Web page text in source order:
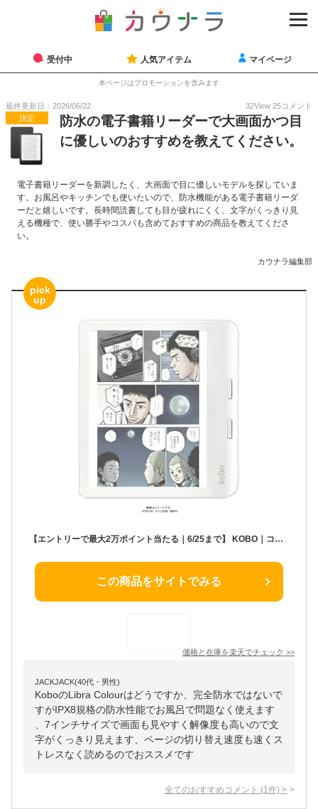
受付中 人気アイテム マイページ
本ページはプロモーションを含みます
最終更新日：2026/06/22 32View 25コメント
決定
防水の電子書籍リーダーで大画面かつ目
に優しいのおすすめを教えてください。
電子書籍リーダーを新調したく、大画面で目に優しいモデルを探していま
す。お風呂やキッチンでも使いたいので、防水機能がある電子書籍リーダ
ーだと嬉しいです。長時間読書しても目が疲れにくく、文字がくっきり見
える機種で、使い勝手やコスパも含めておすすめの商品を教えてくださ
い。
カウナラ編集部
pick
up
【エントリーで最大2万ポイント当たる｜6/25まで】 KOBO｜コボ 電子書籍リーダー Kobo Libra Colour ホワイト N428-KJ-WH-S-CK [7インチ /防水]
この商品をサイトでみる
価格と在庫を楽天でチェック >>
JACKJACK(40代・男性)
KoboのLibra Colourはどうですか、完全防水ではないで
すがIPX8規格の防水性能でお風呂で問題なく使えます
、7インチサイズで画面も見やすく解像度も高いので文
字がくっきり見えます、ページの切り替え速度も速くス
トレスなく読めるのでおススメです
全てのおすすめコメント (1 件) >